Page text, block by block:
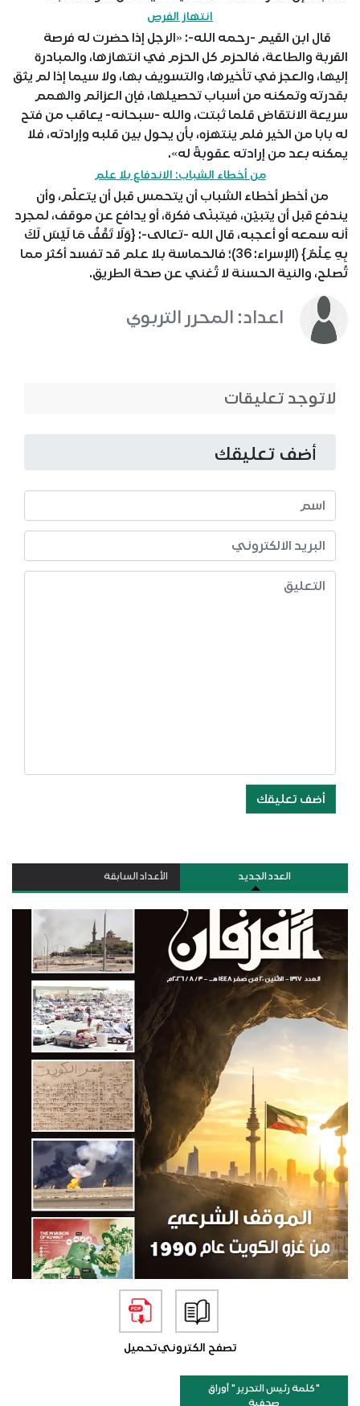
انتهاز الفرص
قال ابن القيم -رحمه الله-: «الرجل إذا حضرت له فرصة
القربة والطاعة، فالحزم كل الحزم في انتهازها، والمبادرة
إليها، والعجز في تأخيرها، والتسويف بها، ولا سيما إذا لم يثق
بقدرته وتمكنه من أسباب تحصيلها، فإن العزائم والهمم
سريعة الانتقاض قلما ثبتت، والله -سبحانه- يعاقب من فتح
له بابا من الخير فلم ينتهزه، بأن يحول بين قلبه وإرادته، فلا
يمكنه بعد من إرادته عقوبةً له».
من أخطاء الشباب: الاندفاع بلا علم
من أخطر أخطاء الشباب أن يتحمس قبل أن يتعلّم، وأن
يندفع قبل أن يتبيّن، فيتبنّى فكرة، أو يدافع عن موقف، لمجرد
أنه سمعه أو أعجبه، قال الله -تعالى-: {وَلَا تَقْفُ مَا لَيْسَ لَكَ
بِهِ عِلْمٌ} (الإسراء: 36)؛ فالحماسة بلا علم قد تفسد أكثر مما
تُصلح، والنية الحسنة لا تُغني عن صحة الطريق.
اعداد: المحرر التربوي
لاتوجد تعليقات
أضف تعليقك
أضف تعليقك
العدد الجديد الأعداد السابقة
تصفح الكترونيتحميل
"كلمة رئيس التحرير " أوراق
صحفية